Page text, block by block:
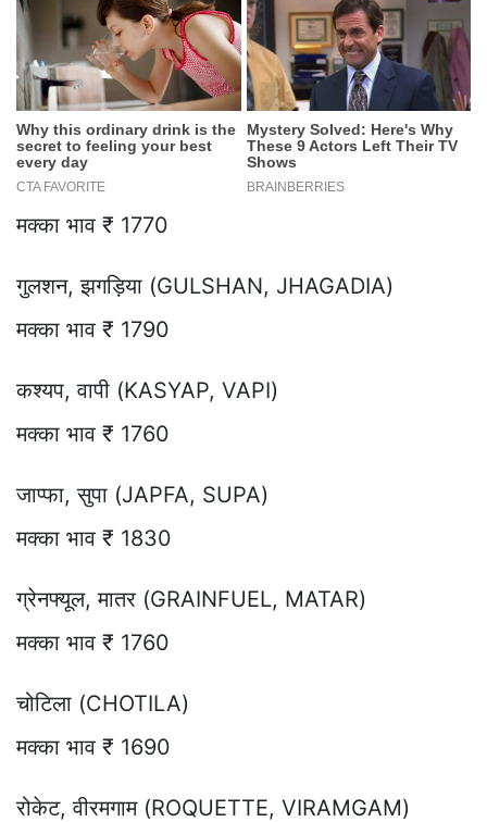
मक्का भाव ₹ 1770
गुलशन, झगड़िया (GULSHAN, JHAGADIA)
मक्का भाव ₹ 1790
कश्यप, वापी (KASYAP, VAPI)
मक्का भाव ₹ 1760
जाप्फा, सुपा (JAPFA, SUPA)
मक्का भाव ₹ 1830
ग्रेनफ्यूल, मातर (GRAINFUEL, MATAR)
मक्का भाव ₹ 1760
चोटिला (CHOTILA)
मक्का भाव ₹ 1690
रोकेट, वीरमगाम (ROQUETTE, VIRAMGAM)